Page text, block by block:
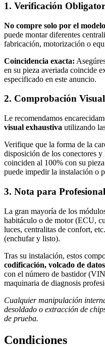
1. Verificación
No compre solo por el
puede montar diferentes
fabricación, motorización o
Coincidencia exacta:
en su pieza averiada coincide
especificado en este anuncio.
2. Comprobación
Le recomendamos
visual exhaustiva utilizando
Verifique que la forma de la
disposición de los conectores
coinciden al 100% con su
puede impedir la instalación o
3. Nota para
La gran mayoría de los
habitáculo o de motor (ECU,
luces, centralitas de confort,
(enchufar y listo).
Tras su instalación, estos
codificación, volcado de
con el número de bastidor
maquinaria de diagnosis
Cualquier manipulación
desoldado o extracción de
de prueba.
Condiciones